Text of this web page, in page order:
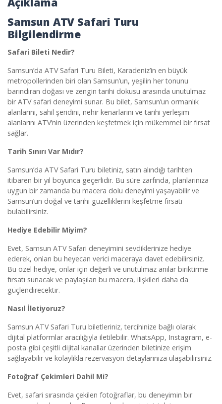
Samsun ATV Safari Turu
Bilgilendirme
Safari Bileti Nedir?
Samsun’da ATV Safari Turu Bileti, Karadeniz’in en büyük
metropollerinden biri olan Samsun’un, yeşilin her tonunu
barındıran doğası ve zengin tarihi dokusu arasında unutulmaz
bir ATV safari deneyimi sunar. Bu bilet, Samsun’un ormanlık
alanlarını, sahil şeridini, nehir kenarlarını ve tarihi yerleşim
alanlarını ATV’nin üzerinden keşfetmek için mükemmel bir fırsat
sağlar.
Tarih Sınırı Var Mıdır?
Samsun’da ATV Safari Turu biletiniz, satın alındığı tarihten
itibaren bir yıl boyunca geçerlidir. Bu süre zarfında, planlarınıza
uygun bir zamanda bu macera dolu deneyimi yaşayabilir ve
Samsun’un doğal ve tarihi güzelliklerini keşfetme fırsatı
bulabilirsiniz.
Hediye Edebilir Miyim?
Evet, Samsun ATV Safari deneyimini sevdiklerinize hediye
ederek, onları bu heyecan verici maceraya davet edebilirsiniz.
Bu özel hediye, onlar için değerli ve unutulmaz anılar biriktirme
fırsatı sunacak ve paylaşılan bu macera, ilişkileri daha da
güçlendirecektir.
Nasıl İletiyoruz?
Samsun ATV Safari Turu biletleriniz, tercihinize bağlı olarak
dijital platformlar aracılığıyla iletilebilir. WhatsApp, Instagram, e-
posta gibi çeşitli dijital kanallar üzerinden biletinize erişim
sağlayabilir ve kolaylıkla rezervasyon detaylarınıza ulaşabilirsiniz.
Fotoğraf Çekimleri Dahil Mi?
Evet, safari sırasında çekilen fotoğraflar, bu deneyimin bir